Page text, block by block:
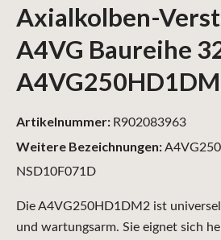
Axialkolben-
A4VG Baureihe
Die A4VG250HD1DM2 ist
und wartungsarm. Sie eignet sich
Weitere Bezeichnungen:
NSD10F071D
Artikelnummer: R902083963